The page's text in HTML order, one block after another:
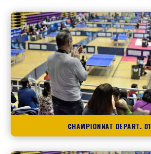
CHAMPIONNAT DEPART. D1